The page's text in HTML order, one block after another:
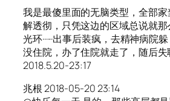
我是最傻里面的无脑类型，全部家当
解透彻，只凭这边的区域总说就
光环······出事后装疯，去精神病
没住院，办了住院就走了，随后失联
2018.5.20-23:17
兆根 2018-05-20 23:14